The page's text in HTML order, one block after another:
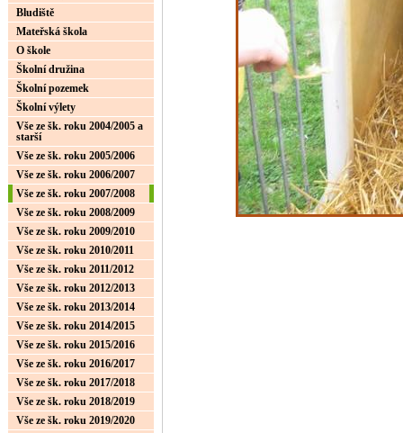
Bludiště
Mateřská škola
O škole
Školní družina
Školní pozemek
Školní výlety
Vše ze šk. roku 2004/2005 a
starší
Vše ze šk. roku 2005/2006
Vše ze šk. roku 2006/2007
Vše ze šk. roku 2007/2008
Vše ze šk. roku 2008/2009
Vše ze šk. roku 2009/2010
Vše ze šk. roku 2010/2011
Vše ze šk. roku 2011/2012
Vše ze šk. roku 2012/2013
Vše ze šk. roku 2013/2014
Vše ze šk. roku 2014/2015
Vše ze šk. roku 2015/2016
Vše ze šk. roku 2016/2017
Vše ze šk. roku 2017/2018
Vše ze šk. roku 2018/2019
Vše ze šk. roku 2019/2020